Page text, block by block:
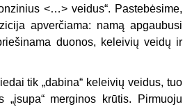
<…> veidus“. Pastebėsime,
apverčiama: namą apgaubusi
duonos, kelei­vių veidų ir
tik „dabina“ keleivių veidus, tuo
„įsupa“ merginos krūtis. Pirmuoju